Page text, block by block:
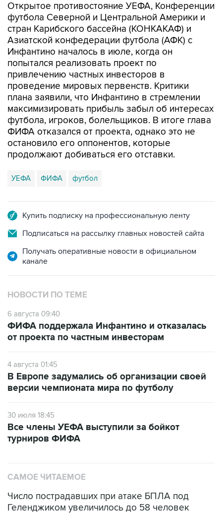
Открытое противостояние УЕФА, Конференции
футбола Северной и Центральной Америки и
стран Карибского бассейна (КОНКАКАФ) и
Азиатской конфедерации футбола (АФК) с
Инфантино началось в июле, когда он
попытался реализовать проект по
привлечению частных инвесторов в
проведение мировых первенств. Критики
плана заявили, что Инфантино в стремлении
максимизировать прибыль забыл об интересах
футбола, игроков, болельщиков. В итоге глава
ФИФА отказался от проекта, однако это не
остановило его оппонентов, которые
продолжают добиваться его отставки.
УЕФА ФИФА футбол
Купить подписку на профессиональную ленту
Подписаться на рассылку главных новостей сайта
Получать оперативные новости в официальном
канале
НОВОСТИ ПО ТЕМЕ
6 августа 09:40
ФИФА поддержала Инфантино и отказалась
от проекта по частным инвесторам
4 августа 01:45
В Европе задумались об организации своей
версии чемпионата мира по футболу
30 июля 18:45
Все члены УЕФА выступили за бойкот
турниров ФИФА
САМОЕ ЧИТАЕМОЕ
Число пострадавших при атаке БПЛА под
Геленджиком увеличилось до 58 человек